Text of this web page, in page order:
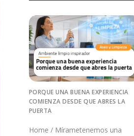
PORQUE UNA BUENA EXPERIENCIA
COMIENZA DESDE QUE ABRES LA
PUERTA
Home / Mírametenemos una